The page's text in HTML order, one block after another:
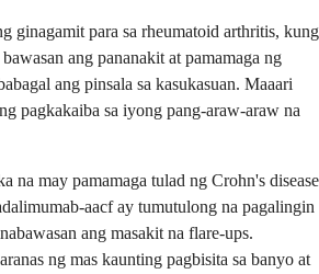
ginagamit para sa rheumatoid arthritis, kung
ang pananakit at pamamaga ng
ang pinsala sa kasukasuan. Maaari
pagkakaiba sa iyong pang-araw-araw na
na may pamamaga tulad ng Crohn's disease
aacf ay tumutulong na pagalingin
ang masakit na flare-ups.
ng mas kaunting pagbisita sa banyo at